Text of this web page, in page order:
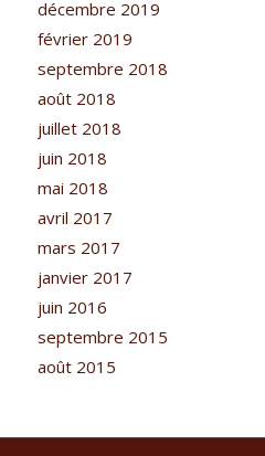
décembre 2019
février 2019
septembre 2018
août 2018
juillet 2018
juin 2018
mai 2018
avril 2017
mars 2017
janvier 2017
juin 2016
septembre 2015
août 2015